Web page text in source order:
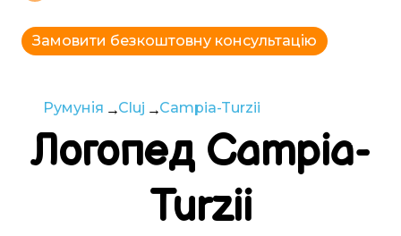
Замовити безкоштовну консультацію
Румунія Cluj Campia-Turzii
Логопед Campia-
Turzii